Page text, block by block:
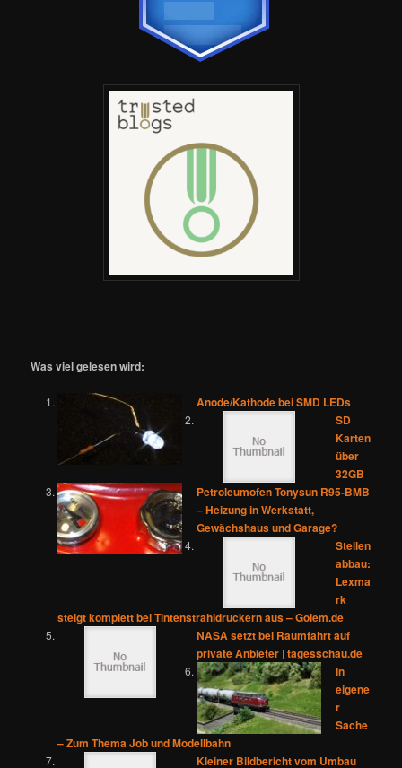
Was viel gelesen wird:
Anode/Kathode bei SMD LEDs
SD
Karten
über
32GB
Petroleumofen Tonysun R95-BMB
– Heizung in Werkstatt,
Gewächshaus und Garage?
Stellen
abbau:
Lexma
rk
steigt komplett bei Tintenstrahldruckern aus – Golem.de
NASA setzt bei Raumfahrt auf
private Anbieter | tagesschau.de
In
eigene
r
Sache
– Zum Thema Job und Modellbahn
Kleiner Bildbericht vom Umbau